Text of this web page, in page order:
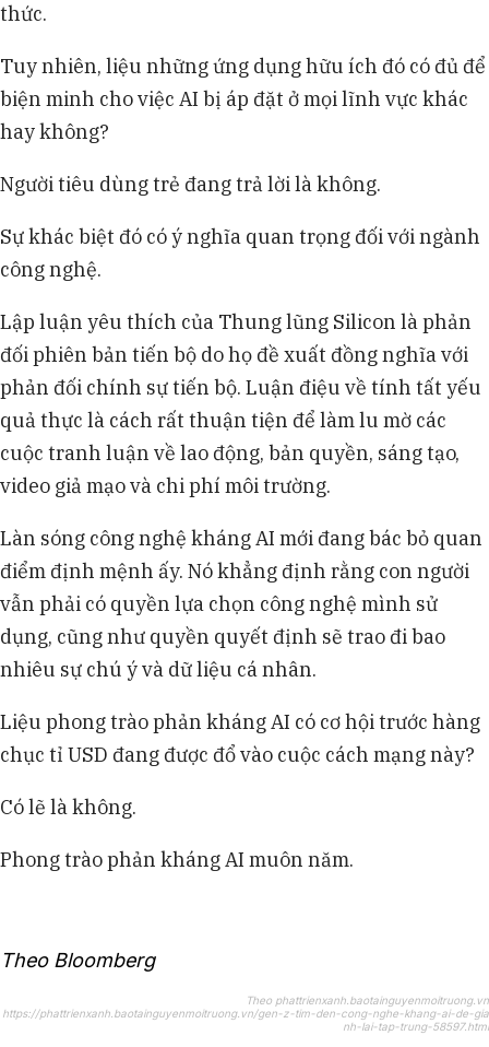
thức.
Tuy nhiên, liệu những ứng dụng hữu ích đó có đủ để
biện minh cho việc AI bị áp đặt ở mọi lĩnh vực khác
hay không?
Người tiêu dùng trẻ đang trả lời là không.
Sự khác biệt đó có ý nghĩa quan trọng đối với ngành
công nghệ.
Lập luận yêu thích của Thung lũng Silicon là phản
đối phiên bản tiến bộ do họ đề xuất đồng nghĩa với
phản đối chính sự tiến bộ. Luận điệu về tính tất yếu
quả thực là cách rất thuận tiện để làm lu mờ các
cuộc tranh luận về lao động, bản quyền, sáng tạo,
video giả mạo và chi phí môi trường.
Làn sóng công nghệ kháng AI mới đang bác bỏ quan
điểm định mệnh ấy. Nó khẳng định rằng con người
vẫn phải có quyền lựa chọn công nghệ mình sử
dụng, cũng như quyền quyết định sẽ trao đi bao
nhiêu sự chú ý và dữ liệu cá nhân.
Liệu phong trào phản kháng AI có cơ hội trước hàng
chục tỉ USD đang được đổ vào cuộc cách mạng này?
Có lẽ là không.
Phong trào phản kháng AI muôn năm.
Theo Bloomberg
Theo phattrienxanh.baotainguyenmoitruong.vn
https://phattrienxanh.baotainguyenmoitruong.vn/gen-z-tim-den-cong-nghe-khang-ai-de-gia
nh-lai-tap-trung-58597.html